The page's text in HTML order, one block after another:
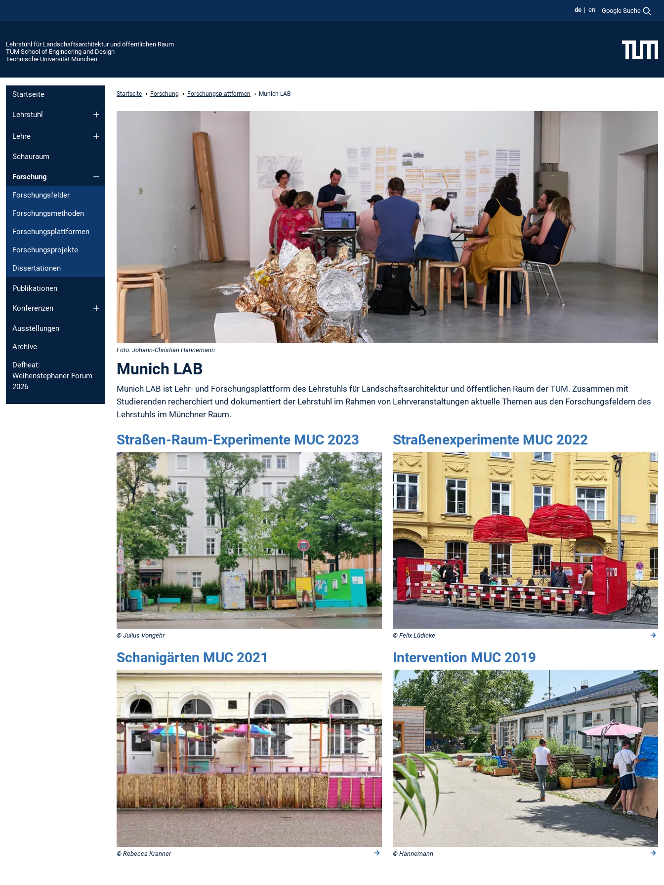
de en Google Suche
Lehrstuhl für Landschaftsarchitektur und öffentlichen Raum
TUM School of Engineering and Design
Technische Universität München
Startseite
Lehrstuhl
Lehre
Schauraum
Forschung
Forschungsfelder
Forschungsmethoden
Forschungsplattformen
Forschungsprojekte
Dissertationen
Publikationen
Konferenzen
Ausstellungen
Archive
Defheat:
Weihenstephaner Forum
2026
Startseite Forschung Forschungsplattformen Munich LAB
Foto: Johann-Christian Hannemann
Munich LAB
Munich LAB ist Lehr- und Forschungsplattform des Lehrstuhls für Landschaftsarchitektur und öffentlichen Raum der TUM. Zusammen mit
Studierenden recherchiert und dokumentiert der Lehrstuhl im Rahmen von Lehrveranstaltungen aktuelle Themen aus den Forschungsfeldern des
Lehrstuhls im Münchner Raum.
Straßen-Raum-Experimente MUC 2023
© Julius Vongehr
Straßenexperimente MUC 2022
© Felix Lüdicke
Schanigärten MUC 2021
© Rebecca Kranner
Intervention MUC 2019
© Hannemann